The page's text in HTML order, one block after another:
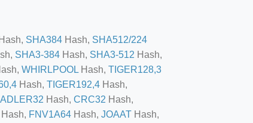
Hash, SHA384 Hash, SHA512/224
SHA3-384 Hash, SHA3-512 Hash,
WHIRLPOOL Hash, TIGER128,3
Hash, TIGER192,4 Hash,
ADLER32 Hash, CRC32 Hash,
Hash, FNV1A64 Hash, JOAAT Hash,